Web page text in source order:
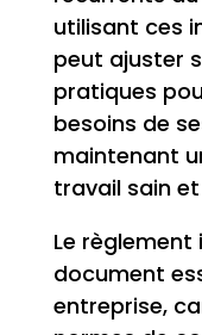
utilisant ces
peut ajuster
pratiques
besoins de
maintenant
travail sain
Le
document
entreprise,